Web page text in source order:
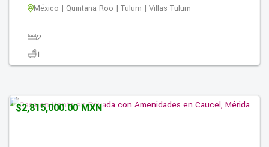
México | Quintana Roo | Tulum | Villas Tulum
2
1
$2,815,000.00 MXN